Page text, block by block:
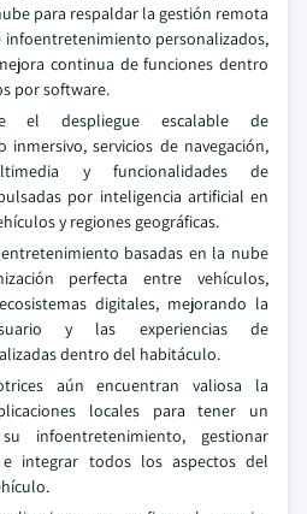
para respaldar la gestión remota
infoentretenimiento personalizados,
continua de funciones dentro
por software.
el despliegue escalable de
inmersivo, servicios de navegación,
y funcionalidades de
por inteligencia artificial en
y regiones geográficas.
basadas en la nube
perfecta entre vehículos,
digitales, mejorando la
y las experiencias de
dentro del habitáculo.
aún encuentran valiosa la
locales para tener un
infoentretenimiento, gestionar
e integrar todos los aspectos del